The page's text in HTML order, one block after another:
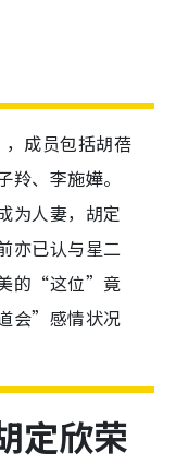
成员包括胡蓓
、李施嬅。
为人妻，胡定
亦已认与星二
的“这位”竟
会”感情状况
定欣荣